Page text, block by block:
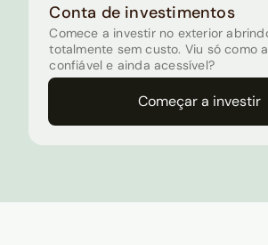
Conta de investimentos
Comece a investir no exterior
totalmente sem custo. Viu só como
confiável e ainda acessível?
Começar a investir